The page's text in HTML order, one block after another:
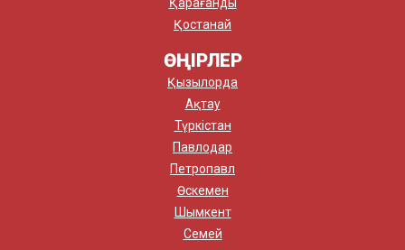
Қостанай
ӨҢІРЛЕР
Қызылорда
Ақтау
Түркістан
Павлодар
Петропавл
Өскемен
Шымкент
Семей